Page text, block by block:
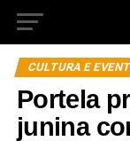
CULTURA E
Portela
junina